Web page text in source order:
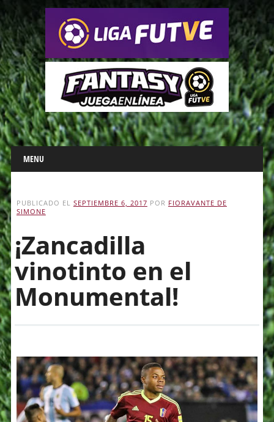
Main menu
Skip
to
content
MENU
PUBLICADO EL SEPTIEMBRE 6, 2017 POR FIORAVANTE DE
SIMONE
¡Zancadilla
vinotinto en el
Monumental!